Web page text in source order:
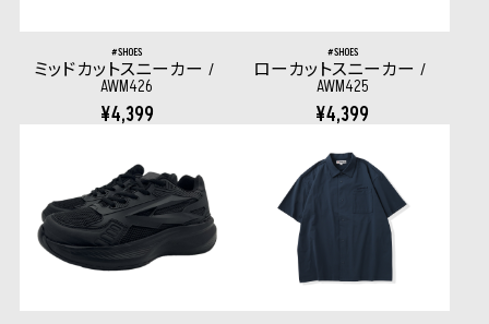
SHOES
ミッドカットスニーカー
AWM426
¥4,399
SHOES
ローカットスニーカー
AWM425
¥4,399